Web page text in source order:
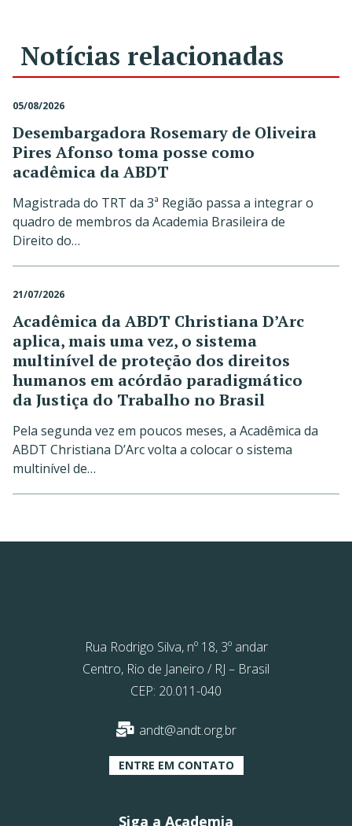
Notícias relacionadas
05/08/2026
Desembargadora Rosemary de Oliveira
Pires Afonso toma posse como
acadêmica da ABDT
Magistrada do TRT da 3ª Região passa a integrar o
quadro de membros da Academia Brasileira de
Direito do…
21/07/2026
Acadêmica da ABDT Christiana D’Arc
aplica, mais uma vez, o sistema
multinível de proteção dos direitos
humanos em acórdão paradigmático
da Justiça do Trabalho no Brasil
Pela segunda vez em poucos meses, a Acadêmica da
ABDT Christiana D’Arc volta a colocar o sistema
multinível de…
Rua Rodrigo Silva, nº 18, 3º andar
Centro, Rio de Janeiro / RJ – Brasil
CEP: 20.011-040
andt@andt.org.br
ENTRE EM CONTATO
Siga a Academia